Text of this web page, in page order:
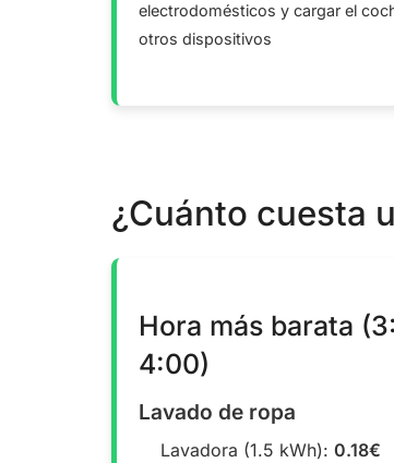
electrodomésticos y cargar el
otros dispositivos
¿Cuánto cuesta
Hora más barata
4:00)
Lavado de ropa
Lavadora (1.5 kWh): 0.18€